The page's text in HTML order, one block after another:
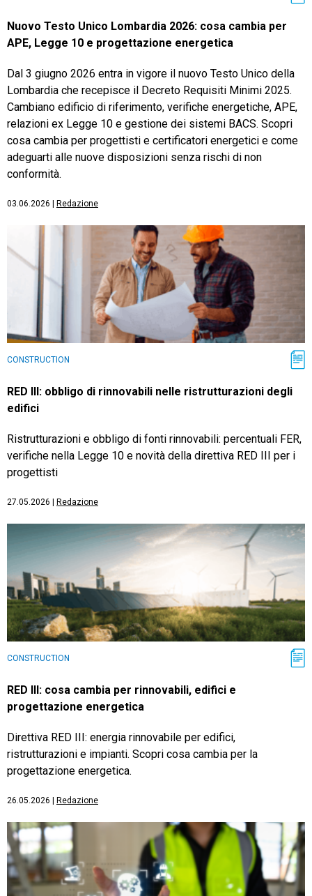
Nuovo Testo Unico Lombardia 2026: cosa cambia per
APE, Legge 10 e progettazione energetica
Dal 3 giugno 2026 entra in vigore il nuovo Testo Unico della
Lombardia che recepisce il Decreto Requisiti Minimi 2025.
Cambiano edificio di riferimento, verifiche energetiche, APE,
relazioni ex Legge 10 e gestione dei sistemi BACS. Scopri
cosa cambia per progettisti e certificatori energetici e come
adeguarti alle nuove disposizioni senza rischi di non
conformità.
03.06.2026 Redazione
CONSTRUCTION
RED III: obbligo di rinnovabili nelle ristrutturazioni degli
edifici
Ristrutturazioni e obbligo di fonti rinnovabili: percentuali FER,
verifiche nella Legge 10 e novità della direttiva RED III per i
progettisti
27.05.2026 Redazione
CONSTRUCTION
RED III: cosa cambia per rinnovabili, edifici e
progettazione energetica
Direttiva RED III: energia rinnovabile per edifici,
ristrutturazioni e impianti. Scopri cosa cambia per la
progettazione energetica.
26.05.2026 Redazione